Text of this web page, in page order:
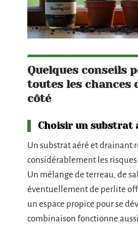
Quelques conseils
toutes les chances
côté
Choisir un substrat
Un substrat aéré et drainant
considérablement les
Un mélange de terreau, de
éventuellement de perlite
un espace propice pour se
combinaison fonctionne